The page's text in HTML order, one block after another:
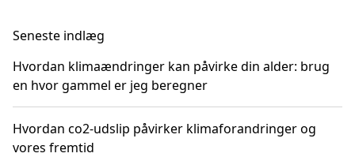
Seneste indlæg
Hvordan klimaændringer kan påvirke din alder: brug
en hvor gammel er jeg beregner
Hvordan co2-udslip påvirker klimaforandringer og
vores fremtid